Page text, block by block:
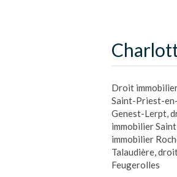
Droit
Saint-Priest-
Genest-Lerpt,
immobilier
immobilier
Talaudière,
Feugerolles